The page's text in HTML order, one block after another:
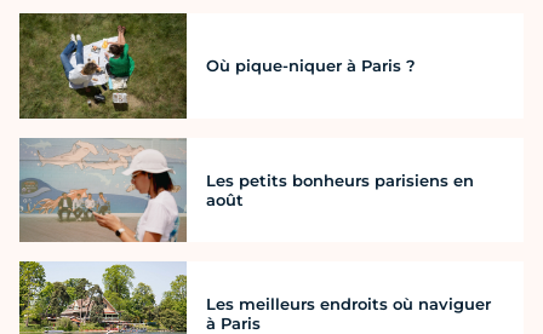
Où pique-niquer à Paris ?
Les petits bonheurs parisiens en
août
Les meilleurs endroits où naviguer
à Paris